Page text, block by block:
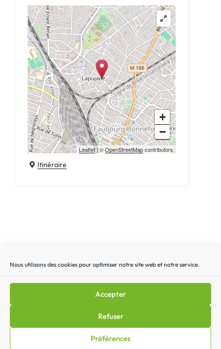
Nous utilisons des cookies pour optimiser notre site web et notre service.
Accepter
Refuser
Préférences
+
−
Leaflet| ©OpenStreetMapcontributors
Itinéraire
Recherche
cookies|Politique de confidentialité|Politique de cookies
(EU)|Contact